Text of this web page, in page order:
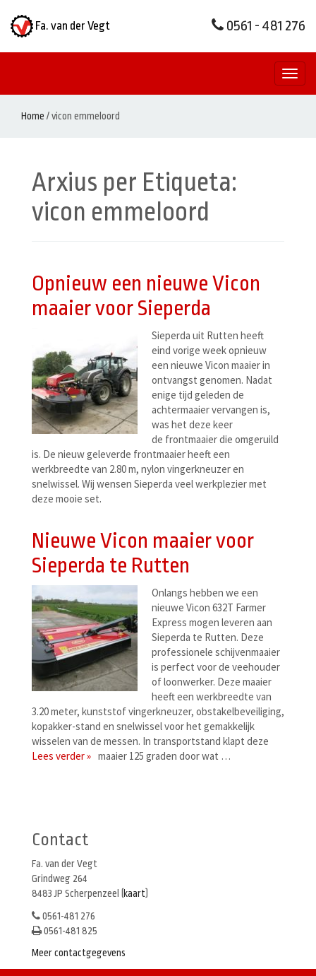
Fa. van der Vegt 0561 - 481 276
Home /vicon emmeloord
Arxius per Etiqueta:
vicon emmeloord
Opnieuw een nieuwe Vicon
maaier voor Sieperda
Sieperda uit Rutten heeft
eind vorige week opnieuw
een nieuwe Vicon maaier in
ontvangst genomen. Nadat
enige tijd geleden de
achtermaaier vervangen is,
was het deze keer
de frontmaaier die omgeruild
is. De nieuw geleverde frontmaaier heeft een
werkbreedte van 2.80 m, nylon vingerkneuzer en
snelwissel. Wij wensen Sieperda veel werkplezier met
deze mooie set.
Nieuwe Vicon maaier voor
Sieperda te Rutten
Onlangs hebben we een
nieuwe Vicon 632T Farmer
Express mogen leveren aan
Sieperda te Rutten. Deze
professionele schijvenmaaier
is perfect voor de veehouder
of loonwerker. Deze maaier
heeft een werkbreedte van
3.20 meter, kunststof vingerkneuzer, obstakelbeveiliging,
kopakker-stand en snelwissel voor het gemakkelijk
wisselen van de messen. In transportstand klapt deze
maaier 125 graden door wat …
Lees verder »
Contact
Fa. van der Vegt
Grindweg 264
8483 JP Scherpenzeel (
kaart
0561-481 276
0561-481 825
Meer contactgegevens